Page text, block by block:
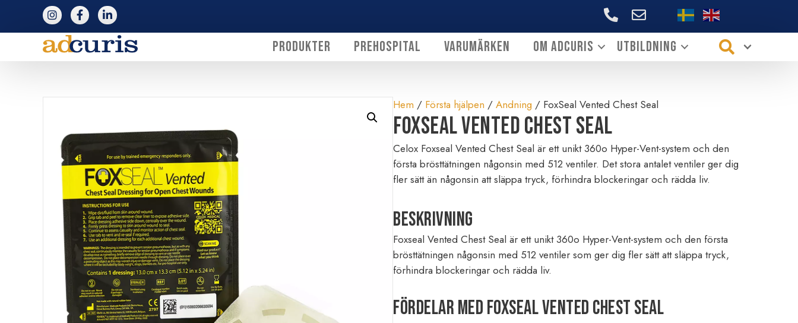
följ adcuris på instagram
följ adcuris på facebook
följ adcuris på linkedin +46706144339
Produkter Prehospital Varumärken Om ADCURIS Utbildning
Hem / Första hjälpen / Andning / FoxSeal Vented Chest Seal
FoxSeal Vented Chest Seal
Celox Foxseal Vented Chest Seal är ett unikt 360o Hyper-Vent-system och den
första brösttätningen någonsin med 512 ventiler. Det stora antalet ventiler ger dig
fler sätt än någonsin att släppa tryck, förhindra blockeringar och rädda liv.
Beskrivning
Foxseal Vented Chest Seal är ett unikt 360o Hyper-Vent-system och den första
brösttätningen någonsin med 512 ventiler som ger dig fler sätt att släppa tryck,
förhindra blockeringar och rädda liv.
Fördelar med FoxSeal Vented Chest Seal